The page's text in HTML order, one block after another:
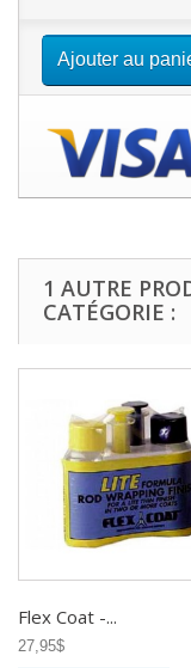
Ajouter au
1 AUTRE
CATÉGORIE :
Flex Coat -...
27,95$